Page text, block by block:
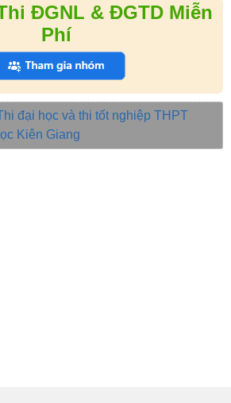
ĐGNL & ĐGTD Miễn
Phí
đại học và thi tốt nghiệp THPT
Kiên Giang